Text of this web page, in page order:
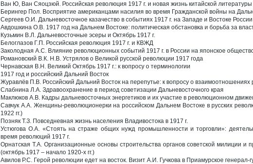
Ван Ю, Ван Сяоцзюй. Российская революция 1917 г. и новая жизнь китайской литературы
Берингер Пол. Восприятие американцами насилия во время Гражданской войны на
Сергеев О.И. Дальневосточное казачество в событиях 1917 г. на Западе и Востоке России
Авдошкина О.В. 1917 год на Дальнем Востоке: политическая обстановка и борьба за
Кузьмин В.Л. Дальневосточные эсеры и Октябрь 1917 г.
Белоглазов Г.П. Российская революция 1917 г. и КВЖД
Заколодная А.С. Влияние революционных событий 1917 г. в России на японское
Романовский В.К. Н.В. Устрялов о Великой русской революции 1917 года
Чернавская В.Н. Великий Октябрь 1917 г.: к вопросу о терминологии
1917 год и российский Дальний Восток
Журавлёв П.В. Российский Дальний Восток на перепутье: к вопросу о взаимоотношениях
Слабнина Л.А. Здравоохранение в период советизации Дальневосточного края
Маклюков А.В. Кадры дальневосточных энергетиков и их участие в революционном
Савчук А.А. Женщины-революционерки на российском Дальнем Востоке в русских
1922 гг.)
Позняк Т.З. Повседневная жизнь населения Владивостока в 1917 г.
Устюгова О.А. «Стоять на страже общих нужд промышленности и торговли»:
время революций 1917 г.
Орнатская Т.А. Организационные основы строительства органов советской милиции и
(октябрь 1917 ‒ начало 1920-х гг.)
Авилов Р.С. Герой революции едет на восток. Визит А.И. Гучкова в Приамурское генерал-